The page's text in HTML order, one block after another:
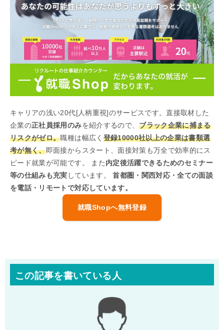
キャリアの浅い20代[人柄重視]のサービスです。直接取材した
企業の正社員採用のみを紹介するので、ブラック企業に捕まる
リスクがゼロ。職種は幅広く 登録10000社以上の企業は書類選
考が無く、即面接からスタート、面接対策も万全で効率的にス
ピード就業が可能です。 また内定後活躍できるためのセミナー
等の仕組みも充実 しています。首都圏・関西対応・全ての面談
を電話・リモートで対応しています。
就職Shopへ無料登録
この記事を書いている人